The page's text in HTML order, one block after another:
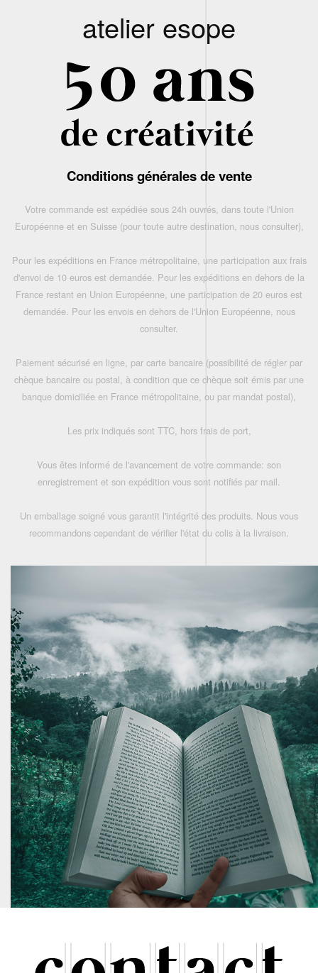
atelier esope
Conditions générales de vente
Votre commande est expédiée sous 24h ouvrés, dans toute l'Union
Européenne et en Suisse (pour toute autre destination, nous consulter),
Pour les expéditions en France métropolitaine, une participation aux frais
d'envoi de 10 euros est demandée. Pour les expéditions en dehors de la
France restant en Union Européenne, une participation de 20 euros est
demandée. Pour les envois en dehors de l'Union Européenne, nous
consulter.
Paiement sécurisé en ligne, par carte bancaire (possibilité de régler par
chèque bancaire ou postal, à condition que ce chèque soit émis par une
banque domiciliée en France métropolitaine, ou par mandat postal),
Les prix indiqués sont TTC, hors frais de port,
Vous êtes informé de l'avancement de votre commande: son
enregistrement et son expédition vous sont notifiés par mail.
Un emballage soigné vous garantit l'intégrité des produits. Nous vous
recommandons cependant de vérifier l'état du colis à la livraison.